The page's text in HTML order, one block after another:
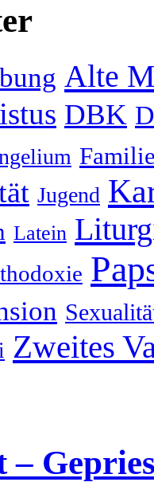
Alte
DBK
Jugend
Latein
Zweites
–